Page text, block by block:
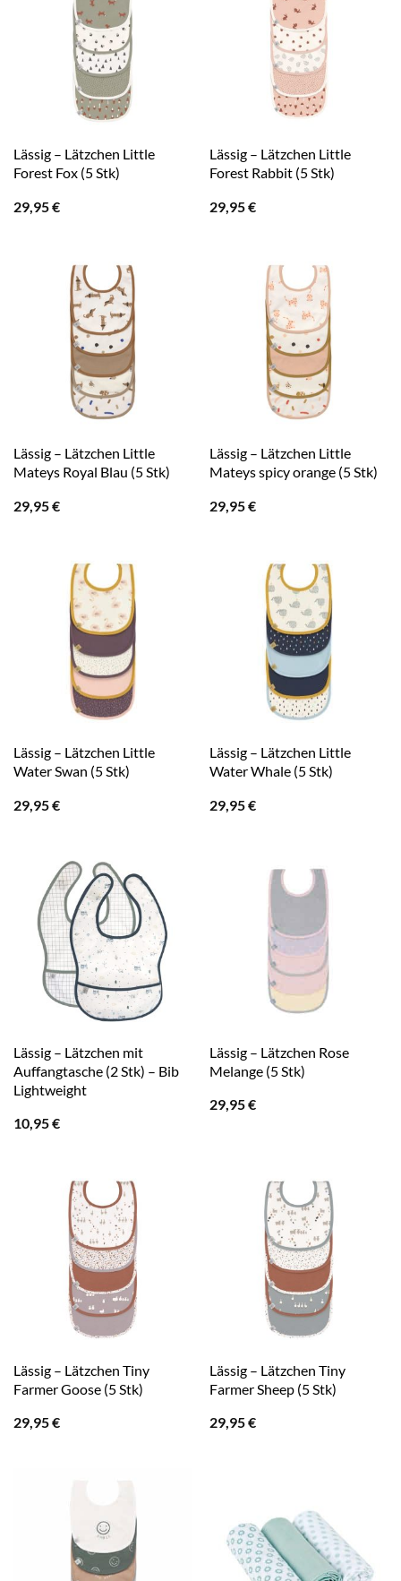
Lässig – Lätzchen Little
Forest Fox (5 Stk)
29,95€
Lässig – Lätzchen Little
Forest Rabbit (5 Stk)
29,95€
Lässig – Lätzchen Little
Mateys Royal Blau (5 Stk)
29,95€
Lässig – Lätzchen Little
Mateys spicy orange (5 Stk)
29,95€
Lässig – Lätzchen Little
Water Swan (5 Stk)
29,95€
Lässig – Lätzchen Little
Water Whale (5 Stk)
29,95€
Lässig – Lätzchen mit
Auffangtasche (2 Stk) – Bib
Lightweight
10,95€
Lässig – Lätzchen Rose
Melange (5 Stk)
29,95€
Lässig – Lätzchen Tiny
Farmer Goose (5 Stk)
29,95€
Lässig – Lätzchen Tiny
Farmer Sheep (5 Stk)
29,95€